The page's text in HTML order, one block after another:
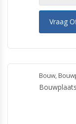
Vraag
Bouw,